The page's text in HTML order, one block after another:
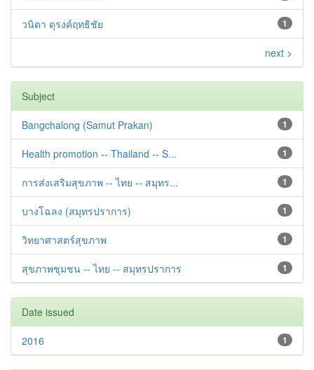
1
วนิดา ดุรงค์ฤทธิชัย
next >
Subject
1
Bangchalong (Samut Prakan)
1
Health promotion -- Thailand -- S...
1
การส่งเสริมสุขภาพ -- ไทย -- สมุทร...
1
บางโฉลง (สมุทรปราการ)
1
วิทยาศาสตร์สุขภาพ
1
สุขภาพชุมชน -- ไทย -- สมุทรปราการ
Date issued
1
2016